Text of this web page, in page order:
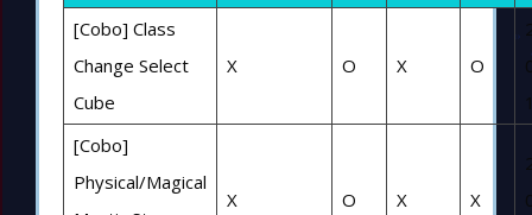
[Cobo] Class
Change Select
Cube
X O X O
[Cobo]
Physical/Magical
X O X X